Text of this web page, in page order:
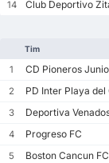
14
Club Deportivo
Tim
1 CD Pioneros
2
PD Inter Playa del
3
Deportiva
4
Progreso FC
5
Boston Cancun FC